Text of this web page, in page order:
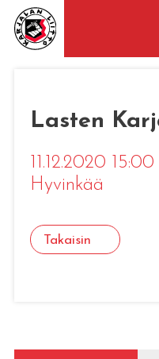
Lasten
11.12.2020
Hyvinkää
Takaisin